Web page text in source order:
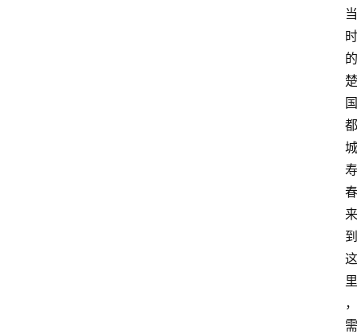
当
时
的
楚
国
都
城
寿
春
来
到
这
里
，
需